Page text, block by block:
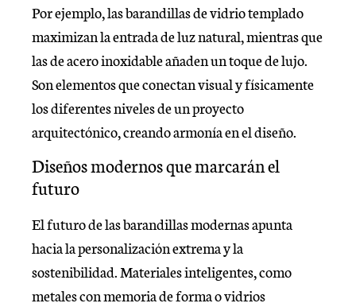
Por ejemplo, las barandillas de vidrio templado
maximizan la entrada de luz natural, mientras que
las de acero inoxidable añaden un toque de lujo.
Son elementos que conectan visual y físicamente
los diferentes niveles de un proyecto
arquitectónico, creando armonía en el diseño.
Diseños modernos que marcarán el
futuro
El futuro de las barandillas modernas apunta
hacia la personalización extrema y la
sostenibilidad. Materiales inteligentes, como
metales con memoria de forma o vidrios